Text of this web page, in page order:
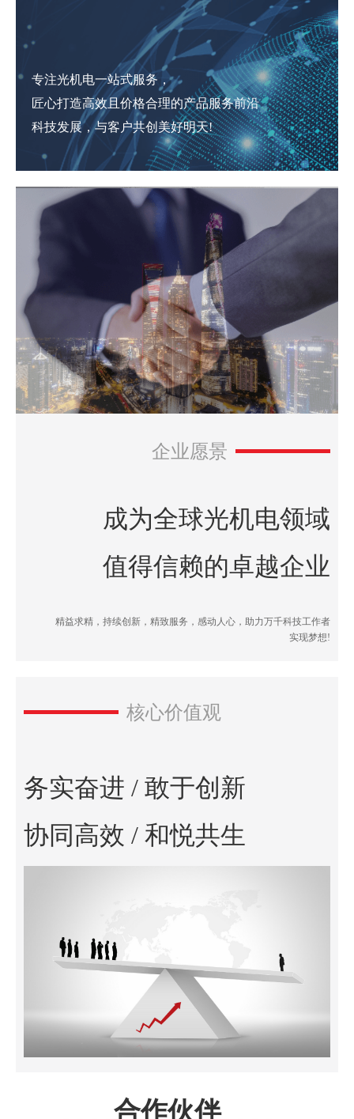
一种光纤拉伸装置
一种适用于两圆形工件装配的装置
专注光机电一站式服务，
匠心打造高效且价格合理的产品服务前沿
科技发展，与客户共创美好明天!
企业愿景
成为全球光机电领域
值得信赖的卓越企业
精益求精，持续创新，精致服务，感动人心，助力万千科技工作者
实现梦想!
核心价值观
务实奋进 / 敢于创新
协同高效 / 和悦共生
合作伙伴